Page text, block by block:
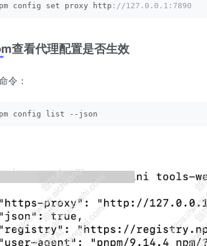
config set proxy http ://127.0.0.1:7890
查看代理配置是否生效
令：
config list --json